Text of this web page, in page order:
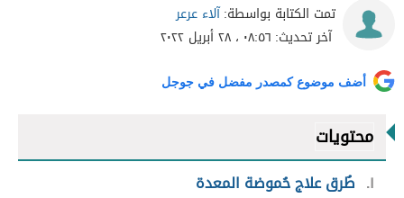
تمت الكتابة بواسطة:آلاء عرعر
آخر تحديث: ٠٨:٥٦ ، ٢٨ أبريل ٢٠٢٢
أضف موضوع كمصدر مفضل في جوجل
محتويات
١ طُرق علاج حُموضة المعدة